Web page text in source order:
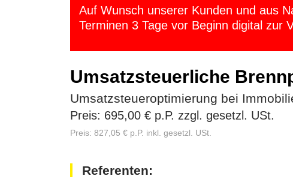
Auf Wunsch unserer Kunden und aus
Terminen 3 Tage vor Beginn digital zur
Umsatzsteuerliche
Umsatzsteueroptimierung bei
Preis: 695,00 € p.P. zzgl. gesetzl. USt.
Preis: 827,05 € p.P. inkl. gesetzl. USt.
Referenten: